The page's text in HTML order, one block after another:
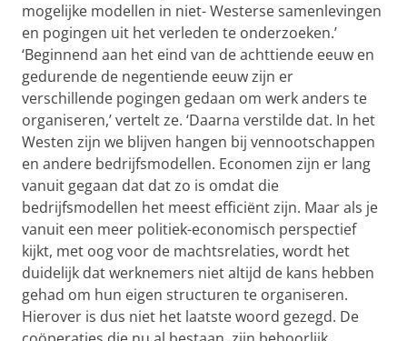
mogelijke modellen in niet- Westerse samenlevingen
en pogingen uit het verleden te onderzoeken.’
‘Beginnend aan het eind van de achttiende eeuw en
gedurende de negentiende eeuw zijn er
verschillende pogingen gedaan om werk anders te
organiseren,’ vertelt ze. ‘Daarna verstilde dat. In het
Westen zijn we blijven hangen bij vennootschappen
en andere bedrijfsmodellen. Economen zijn er lang
vanuit gegaan dat dat zo is omdat die
bedrijfsmodellen het meest efficiënt zijn. Maar als je
vanuit een meer politiek-economisch perspectief
kijkt, met oog voor de machtsrelaties, wordt het
duidelijk dat werknemers niet altijd de kans hebben
gehad om hun eigen structuren te organiseren.
Hierover is dus niet het laatste woord gezegd. De